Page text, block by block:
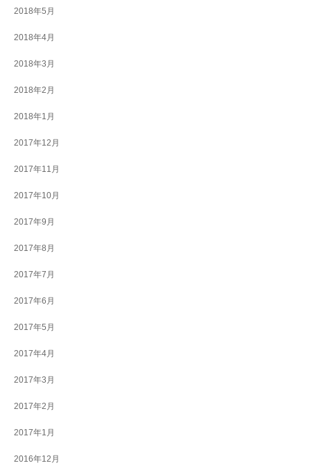
2018年5月
2018年4月
2018年3月
2018年2月
2018年1月
2017年12月
2017年11月
2017年10月
2017年9月
2017年8月
2017年7月
2017年6月
2017年5月
2017年4月
2017年3月
2017年2月
2017年1月
2016年12月